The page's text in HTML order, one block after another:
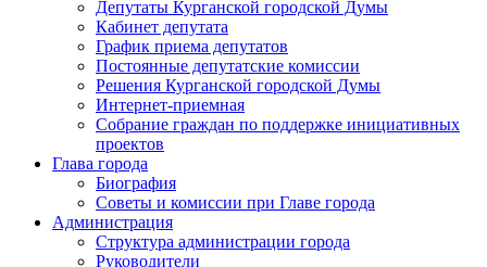
Депутаты Курганской городской Думы
Кабинет депутата
График приема депутатов
Постоянные депутатские комиссии
Решения Курганской городской Думы
Интернет-приемная
Собрание граждан по поддержке инициативных
проектов
Глава города
Биография
Советы и комиссии при Главе города
Администрация
Структура администрации города
Руководители